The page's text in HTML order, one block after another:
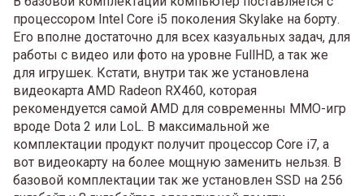
процессором Intel Core i5 поколения Skylake на борту.
Его вполне достаточно для всех казуальных задач, для
работы с видео или фото на уровне FullHD, а так же
для игрушек. Кстати, внутри так же установлена
видеокарта AMD Radeon RX460, которая
рекомендуется самой AMD для современны MMO-игр
вроде Dota 2 или LoL. В максимальной же
комплектации продукт получит процессор Core i7, а
вот видеокарту на более мощную заменить нельзя. В
базовой комплектации так же установлен SSD на 256